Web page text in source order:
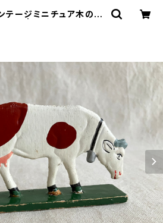
テージミニチュア木の牛